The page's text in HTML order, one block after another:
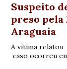
Suspeito
preso
Araguaia
A vítima relatou
caso ocorreu